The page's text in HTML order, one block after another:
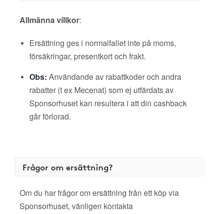
Allmänna villkor:
Ersättning ges i normalfallet inte på moms,
försäkringar, presentkort och frakt.
Obs: Användande av rabattkoder och andra
rabatter (t ex Mecenat) som ej utfärdats av
Sponsorhuset kan resultera i att din cashback
går förlorad.
Frågor om ersättning?
Om du har frågor om ersättning från ett köp via
Sponsorhuset, vänligen kontakta